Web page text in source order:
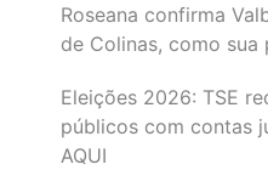
Roseana confirma
de Colinas, como sua
Eleições 2026: TSE
públicos com contas
AQUI